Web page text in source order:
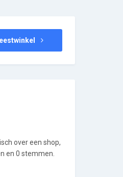
over een shop,
en 0 stemmen.